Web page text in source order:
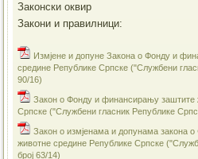
Законски оквир
Закони и правилници:
Измјенe и допуне Закона о Фонду и
средине Републике Српске ("Службени
90/16)
Закон о Фонду и финансирању заштите
Српске ("Службени гласник Републике
Закон о измјенама и допунама закона
животне средине Републике Српске
број 63/14)